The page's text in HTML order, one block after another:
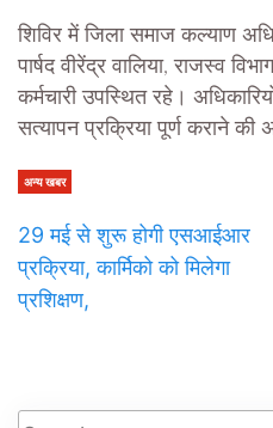
शिविर में जिला समाज कल्याण
पार्षद वीरेंद्र वालिया, राजस्व
कर्मचारी उपस्थित रहे।
सत्यापन प्रक्रिया पूर्ण कराने की
अन्य खबर
29 मई से शुरू होगी एसआईआर
प्रक्रिया, कार्मिको को मिलेगा
प्रशिक्षण,